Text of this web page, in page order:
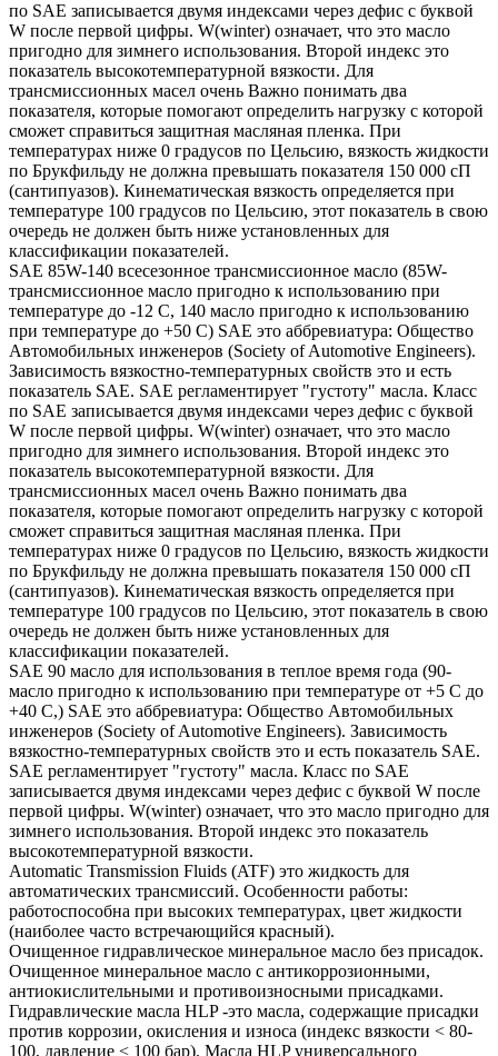
по SAE записывается двумя индексами через дефис с буквой
W после первой цифры. W(winter) означает, что это масло
пригодно для зимнего использования. Второй индекс это
показатель высокотемпературной вязкости. Для
трансмиссионных масел очень Важно понимать два
показателя, которые помогают определить нагрузку с которой
сможет справиться защитная масляная пленка. При
температурах ниже 0 градусов по Цельсию, вязкость жидкости
по Брукфильду не должна превышать показателя 150 000 сП
(сантипуазов). Кинематическая вязкость определяется при
температуре 100 градусов по Цельсию, этот показатель в свою
очередь не должен быть ниже установленных для
классификации показателей.
SAE 85W-140 всесезонное трансмиссионное масло (85W-
трансмиссионное масло пригодно к использованию при
температуре до -12 С, 140 масло пригодно к использованию
при температуре до +50 С) SAE это аббревиатура: Общество
Автомобильных инженеров (Society of Automotive Engineers).
Зависимость вязкостно-температурных свойств это и есть
показатель SAE. SAE регламентирует "густоту" масла. Класс
по SAE записывается двумя индексами через дефис с буквой
W после первой цифры. W(winter) означает, что это масло
пригодно для зимнего использования. Второй индекс это
показатель высокотемпературной вязкости. Для
трансмиссионных масел очень Важно понимать два
показателя, которые помогают определить нагрузку с которой
сможет справиться защитная масляная пленка. При
температурах ниже 0 градусов по Цельсию, вязкость жидкости
по Брукфильду не должна превышать показателя 150 000 сП
(сантипуазов). Кинематическая вязкость определяется при
температуре 100 градусов по Цельсию, этот показатель в свою
очередь не должен быть ниже установленных для
классификации показателей.
SAE 90 масло для использования в теплое время года (90-
масло пригодно к использованию при температуре от +5 С до
+40 С,) SAE это аббревиатура: Общество Автомобильных
инженеров (Society of Automotive Engineers). Зависимость
вязкостно-температурных свойств это и есть показатель SAE.
SAE регламентирует "густоту" масла. Класс по SAE
записывается двумя индексами через дефис с буквой W после
первой цифры. W(winter) означает, что это масло пригодно для
зимнего использования. Второй индекс это показатель
высокотемпературной вязкости.
Automatic Transmission Fluids (ATF) это жидкость для
автоматических трансмиссий. Особенности работы:
работоспособна при высоких температурах, цвет жидкости
(наиболее часто встречающийся красный).
Очищенное гидравлическое минеральное масло без присадок.
Очищенное минеральное масло с антикоррозионными,
антиокислительными и противоизносными присадками.
Гидравлические масла HLP -это масла, содержащие присадки
против коррозии, окисления и износа (индекс вязкости < 80-
100, давление < 100 бар). Масла HLP универсального